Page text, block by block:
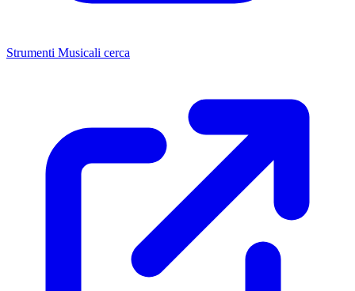
Strumenti Musicali cerca